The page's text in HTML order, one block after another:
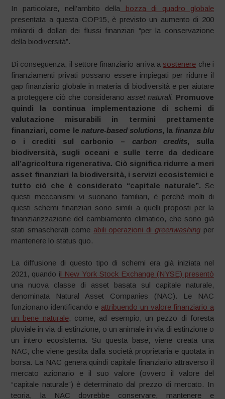
In particolare, nell’ambito della bozza di quadro globale
presentata a questa COP15, è previsto un aumento di 200
miliardi di dollari dei flussi finanziari “per la conservazione
della biodiversità”.
Di conseguenza, il settore finanziario arriva asostenere che i
finanziamenti privati possano essere impiegati per ridurre il
gap finanziario globale in materia di biodiversità e per aiutare
a proteggere ciò che considerano asset naturali. Promuove
quindi la continua implementazione di schemi di
valutazione misurabili in termini prettamente
finanziari, come le nature-based solutions, la finanza blu
o i crediti sul carbonio – carbon credits, sulla
biodiversità, sugli oceani e sulle terre da dedicare
all’agricoltura rigenerativa. Ciò significa ridurre a meri
asset finanziari la biodiversità, i servizi ecosistemici e
tutto ciò che è considerato “capitale naturale”. Se
questi meccanismi vi suonano familiari, è perché molti di
questi schemi finanziari sono simili a quelli proposti per la
finanziarizzazione del cambiamento climatico, che sono già
stati smascherati come abili operazioni digreenwashing per
mantenere lo status quo.
La diffusione di questo tipo di schemi era già iniziata nel
2021, quando il New York Stock Exchange (NYSE) presentò
una nuova classe di asset basata sul capitale naturale,
denominata Natural Asset Companies (NAC). Le NAC
funzionano identificando e attribuendo un valore finanziario a
un bene naturale, come, ad esempio, un pezzo di foresta
pluviale in via di estinzione, o un animale in via di estinzione o
un intero ecosistema. Su questa base, viene creata una
NAC, che viene gestita dalla società proprietaria e quotata in
borsa. La NAC genera quindi capitale finanziario attraverso il
mercato azionario e il suo valore (ovvero il valore del
“capitale naturale”) è determinato dal prezzo di mercato. In
teoria, la NAC dovrebbe conservare, mantenere e